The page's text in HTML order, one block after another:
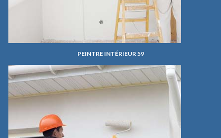
PEINTRE INTÉRIEUR 59